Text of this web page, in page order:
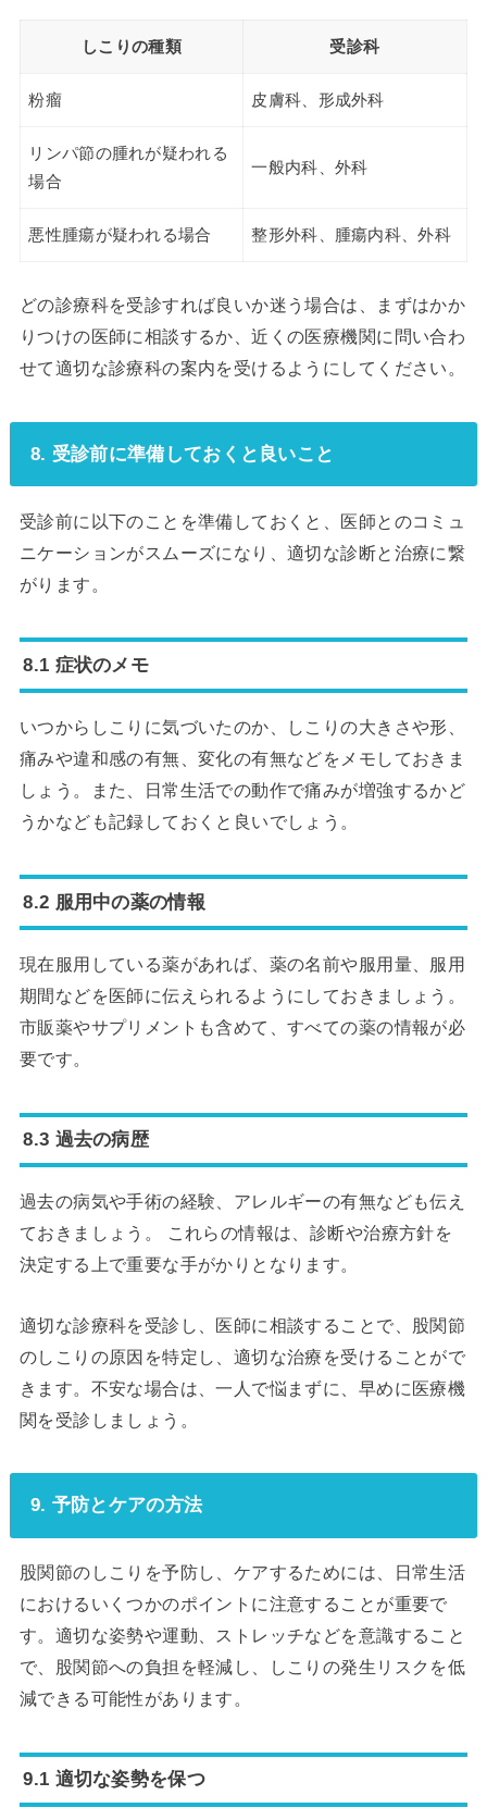
しこりの種類 受診科
粉瘤 皮膚科、形成外科
リンパ節の腫れが疑われる
場合
一般内科、外科
悪性腫瘍が疑われる場合 整形外科、腫瘍内科、外科
どの診療科を受診すれば良いか迷う場合は、まずはかか
りつけの医師に相談するか、近くの医療機関に問い合わ
せて適切な診療科の案内を受けるようにしてください。
8. 受診前に準備しておくと良いこと
受診前に以下のことを準備しておくと、医師とのコミュ
ニケーションがスムーズになり、適切な診断と治療に繋
がります。
8.1 症状のメモ
いつからしこりに気づいたのか、しこりの大きさや形、
痛みや違和感の有無、変化の有無などをメモしておきま
しょう。また、日常生活での動作で痛みが増強するかど
うかなども記録しておくと良いでしょう。
8.2 服用中の薬の情報
現在服用している薬があれば、薬の名前や服用量、服用
期間などを医師に伝えられるようにしておきましょう。
市販薬やサプリメントも含めて、すべての薬の情報が必
要です。
8.3 過去の病歴
過去の病気や手術の経験、アレルギーの有無なども伝え
ておきましょう。 これらの情報は、診断や治療方針を
決定する上で重要な手がかりとなります。
適切な診療科を受診し、医師に相談することで、股関節
のしこりの原因を特定し、適切な治療を受けることがで
きます。不安な場合は、一人で悩まずに、早めに医療機
関を受診しましょう。
9. 予防とケアの方法
股関節のしこりを予防し、ケアするためには、日常生活
におけるいくつかのポイントに注意することが重要で
す。適切な姿勢や運動、ストレッチなどを意識すること
で、股関節への負担を軽減し、しこりの発生リスクを低
減できる可能性があります。
9.1 適切な姿勢を保つ